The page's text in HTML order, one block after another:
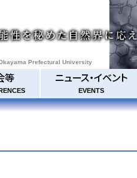
Prefectural University
等 ニュース・イベント
EVENTS